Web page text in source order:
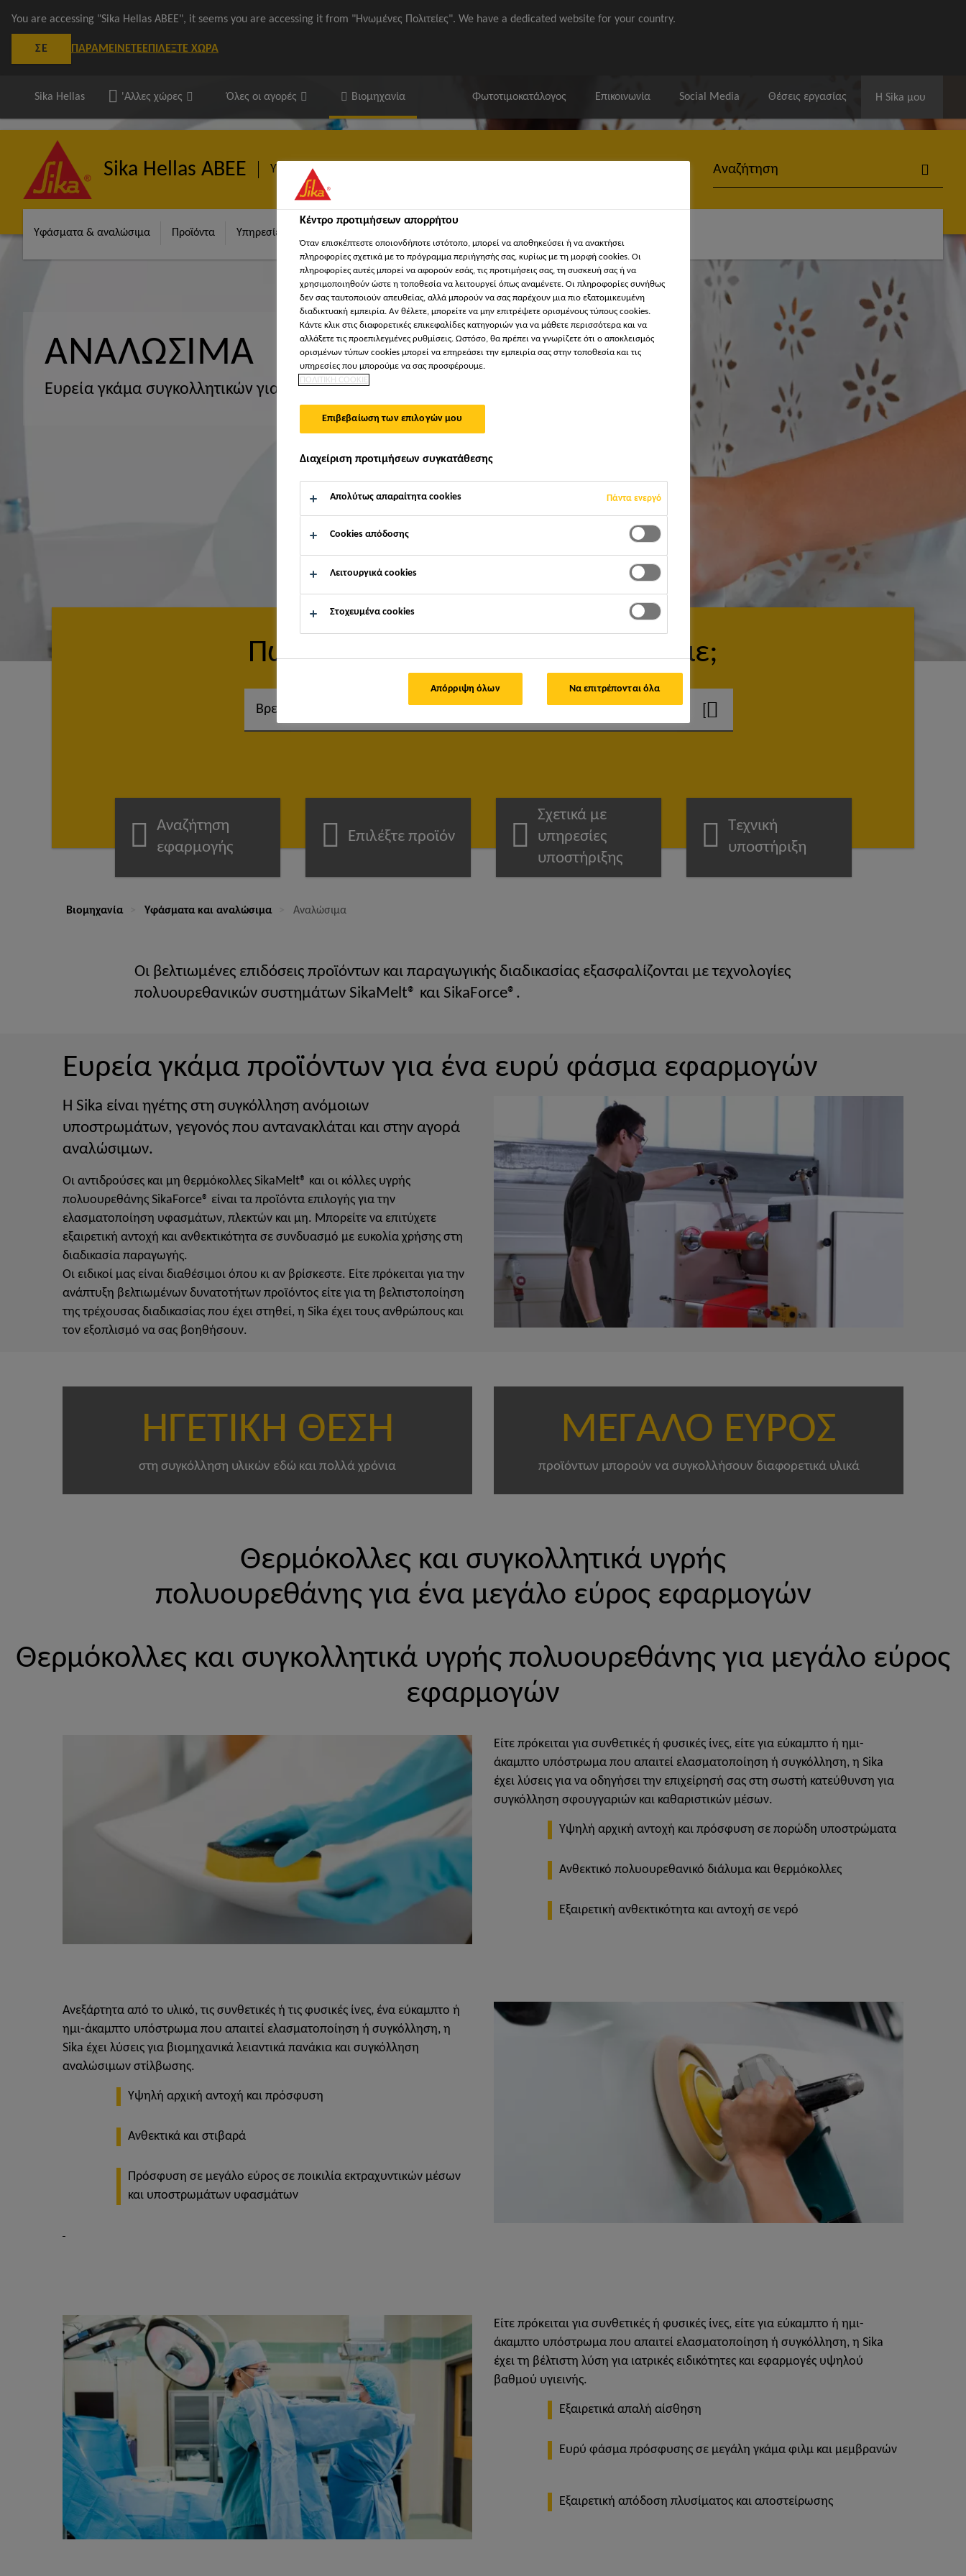
You are accessing "Sika Hellas ΑΒΕΕ", it seems you are accessing it from "Ηνωμένες Πολιτείες". We have a dedicated website for your country.
ΣΕ ΠΑΡΑΜΕΊΝΕΤΕΕΠΙΛΈΞΤΕ ΧΏΡΑ
Sika Hellas 'Αλλες χώρες Όλες οι αγορές Βιομηχανία Φωτοτιμοκατάλογος Επικοινωνία Social Media Θέσεις εργασίας Η Sika μου
Sika Hellas ΑΒΕΕ Υφάσματα & αναλώσιμα
Υφάσματα & αναλώσιμα Προϊόντα Υπηρεσίες
ΑΝΑΛΏΣΙΜΑ
Ευρεία γκάμα συγκολλητικών για αναλώσιμα
Πώς μπορούμε να σας βοηθήσουμε;
Αναζήτηση
εφαρμογής
Επιλέξτε προϊόν
Σχετικά με
υπηρεσίες
υποστήριξης
Τεχνική
υποστήριξη
Βιομηχανία Υφάσματα και αναλώσιμα Αναλώσιμα
Οι βελτιωμένες επιδόσεις προϊόντων και παραγωγικής διαδικασίας εξασφαλίζονται με τεχνολογίες
πολυουρεθανικών συστημάτων SikaMelt® και SikaForce®.
Ευρεία γκάμα προϊόντων για ένα ευρύ φάσμα εφαρμογών
Η Sika είναι ηγέτης στη συγκόλληση ανόμοιων
υποστρωμάτων, γεγονός που αντανακλάται και στην αγορά
αναλώσιμων.
Οι αντιδρούσες και μη θερμόκολλες SikaMelt® και οι κόλλες υγρής
πολυουρεθάνης SikaForce® είναι τα προϊόντα επιλογής για την
ελασματοποίηση υφασμάτων, πλεκτών και μη. Μπορείτε να επιτύχετε
εξαιρετική αντοχή και ανθεκτικότητα σε συνδυασμό με ευκολία χρήσης στη
διαδικασία παραγωγής.
Οι ειδικοί μας είναι διαθέσιμοι όπου κι αν βρίσκεστε. Είτε πρόκειται για την
ανάπτυξη βελτιωμένων δυνατοτήτων προϊόντος είτε για τη βελτιστοποίηση
της τρέχουσας διαδικασίας που έχει στηθεί, η Sika έχει τους ανθρώπους και
τον εξοπλισμό να σας βοηθήσουν.
ΗΓΕΤΙΚΗ ΘΕΣΗ
στη συγκόλληση υλικών εδώ και πολλά χρόνια
ΜΕΓΑΛΟ ΕΥΡΟΣ
προϊόντων μπορούν να συγκολλήσουν διαφορετικά υλικά
Θερμόκολλες και συγκολλητικά υγρής
πολυουρεθάνης για ένα μεγάλο εύρος εφαρμογών
Θερμόκολλες και συγκολλητικά υγρής πολυουρεθάνης για μεγάλο εύρος
εφαρμογών
Είτε πρόκειται για συνθετικές ή φυσικές ίνες, είτε για εύκαμπτο ή ημι-
άκαμπτο υπόστρωμα που απαιτεί ελασματοποίηση ή συγκόλληση, η Sika
έχει λύσεις για να οδηγήσει την επιχείρησή σας στη σωστή κατεύθυνση για
συγκόλληση σφουγγαριών και καθαριστικών μέσων.
Υψηλή αρχική αντοχή και πρόσφυση σε πορώδη υποστρώματα
Ανθεκτικό πολυουρεθανικό διάλυμα και θερμόκολλες
Εξαιρετική ανθεκτικότητα και αντοχή σε νερό
Ανεξάρτητα από το υλικό, τις συνθετικές ή τις φυσικές ίνες, ένα εύκαμπτο ή
ημι-άκαμπτο υπόστρωμα που απαιτεί ελασματοποίηση ή συγκόλληση, η
Sika έχει λύσεις για βιομηχανικά λειαντικά πανάκια και συγκόλληση
αναλώσιμων στίλβωσης.
Υψηλή αρχική αντοχή και πρόσφυση
Ανθεκτικά και στιβαρά
Πρόσφυση σε μεγάλο εύρος σε ποικιλία εκτραχυντικών μέσων
και υποστρωμάτων υφασμάτων
Είτε πρόκειται για συνθετικές ή φυσικές ίνες, είτε για εύκαμπτο ή ημι-
άκαμπτο υπόστρωμα που απαιτεί ελασματοποίηση ή συγκόλληση, η Sika
έχει τη βέλτιστη λύση για ιατρικές ειδικότητες και εφαρμογές υψηλού
βαθμού υγιεινής.
Εξαιρετικά απαλή αίσθηση
Ευρύ φάσμα πρόσφυσης σε μεγάλη γκάμα φιλμ και μεμβρανών
Εξαιρετική απόδοση πλυσίματος και αποστείρωσης
Κέντρο προτιμήσεων απορρήτου
Όταν επισκέπτεστε οποιονδήποτε ιστότοπο, μπορεί να αποθηκεύσει ή να ανακτήσει
πληροφορίες σχετικά με το πρόγραμμα περιήγησής σας, κυρίως με τη μορφή cookies. Οι
πληροφορίες αυτές μπορεί να αφορούν εσάς, τις προτιμήσεις σας, τη συσκευή σας ή να
χρησιμοποιηθούν ώστε η τοποθεσία να λειτουργεί όπως αναμένετε. Οι πληροφορίες συνήθως
δεν σας ταυτοποιούν απευθείας, αλλά μπορούν να σας παρέχουν μια πιο εξατομικευμένη
διαδικτυακή εμπειρία. Αν θέλετε, μπορείτε να μην επιτρέψετε ορισμένους τύπους cookies.
Κάντε κλικ στις διαφορετικές επικεφαλίδες κατηγοριών για να μάθετε περισσότερα και να
αλλάξετε τις προεπιλεγμένες ρυθμίσεις. Ωστόσο, θα πρέπει να γνωρίζετε ότι ο αποκλεισμός
ορισμένων τύπων cookies μπορεί να επηρεάσει την εμπειρία σας στην τοποθεσία και τις
υπηρεσίες που μπορούμε να σας προσφέρουμε.
ΠΟΛΙΤΙΚΗ COOKIE
Επιβεβαίωση των επιλογών μου
Διαχείριση προτιμήσεων συγκατάθεσης
Απολύτως απαραίτητα cookies Πάντα ενεργό
Cookies απόδοσης
Λειτουργικά cookies
Στοχευμένα cookies
Απόρριψη όλων Να επιτρέπονται όλα